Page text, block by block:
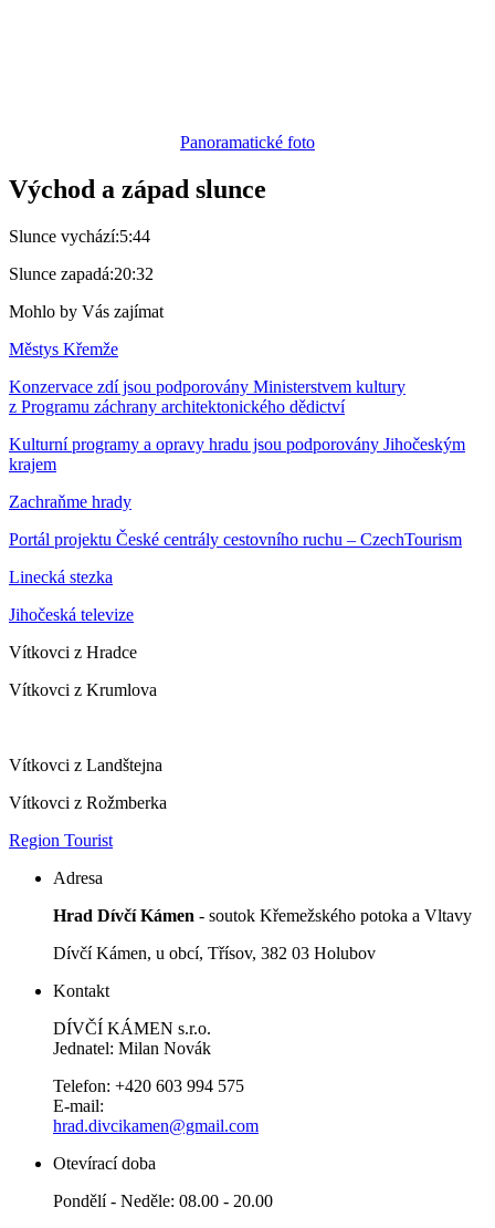
Panoramatické foto
Východ a západ slunce
Slunce vychází:5:44
Slunce zapadá:20:32
Mohlo by Vás zajímat
Městys Křemže
Konzervace zdí jsou podporovány Ministerstvem kultury
z Programu záchrany architektonického dědictví
Kulturní programy a opravy hradu jsou podporovány Jihočeským
krajem
Zachraňme hrady
Portál projektu České centrály cestovního ruchu – CzechTourism
Linecká stezka
Jihočeská televize
Vítkovci z Hradce
Vítkovci z Krumlova
Vítkovci z Landštejna
Vítkovci z Rožmberka
Region Tourist
Adresa
Hrad Dívčí Kámen - soutok Křemežského potoka a Vltavy
Dívčí Kámen, u obcí, Třísov, 382 03 Holubov
Kontakt
DÍVČÍ KÁMEN s.r.o.
Jednatel: Milan Novák
Telefon: +420 603 994 575
E-mail:
hrad.divcikamen@gmail.com
Otevírací doba
Pondělí - Neděle: 08.00 - 20.00